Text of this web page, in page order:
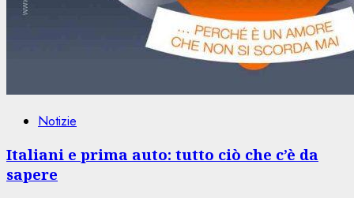
Notizie
Italiani e prima auto: tutto ciò che c’è da
sapere